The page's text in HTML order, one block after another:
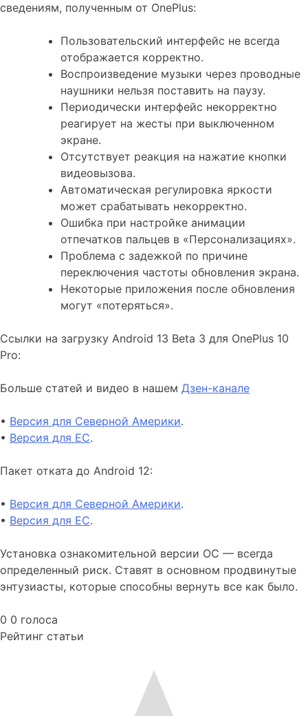
сведениям, полученным от OnePlus:
Пользовательский интерфейс не всегда
отображается корректно.
Воспроизведение музыки через проводные
наушники нельзя поставить на паузу.
Периодически интерфейс некорректно
реагирует на жесты при выключенном
экране.
Отсутствует реакция на нажатие кнопки
видеовызова.
Автоматическая регулировка яркости
может срабатывать некорректно.
Ошибка при настройке анимации
отпечатков пальцев в «Персонализациях».
Проблема с задежкой по причине
переключения частоты обновления экрана.
Некоторые приложения после обновления
могут «потеряться».
Ссылки на загрузку Android 13 Beta 3 для OnePlus 10
Pro:
Больше статей и видео в нашем Дзен-канале
• Версия для Северной Америки.
• Версия для ЕС.
Пакет отката до Android 12:
• Версия для Северной Америки.
• Версия для ЕС.
Установка ознакомительной версии ОС — всегда
определенный риск. Ставят в основном продвинутые
энтузиасты, которые способны вернуть все как было.
0 0 голоса
Рейтинг статьи